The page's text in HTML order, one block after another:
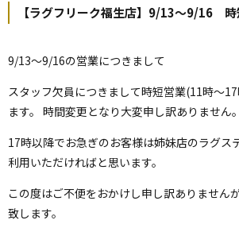
【ラグフリーク福生店】9/13～9/16
9/13～9/16の営業につきまして
スタッフ欠員につきまして時短営業(11時～
ます。 時間変更となり大変申し訳ありません。
17時以降でお急ぎのお客様は姉妹店のラグス
利用いただければと思います。
この度はご不便をおかけし申し訳ありません
致します。